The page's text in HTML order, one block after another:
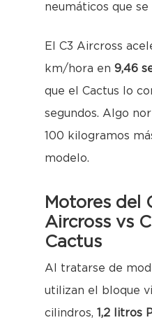
neumáticos que se
El C3 Aircross
km/hora en 9,46
que el Cactus lo
segundos. Algo
100 kilogramos
modelo.
Motores del
Aircross vs
Cactus
Al tratarse de
utilizan el bloque
cilindros, 1,2 litros